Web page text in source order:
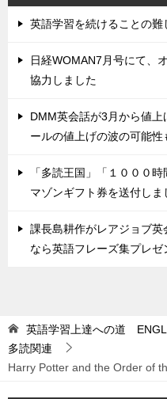
英語学習を続けることの
日経WOMAN7月号にて、
協力しました
DMM英会話が3月から値
ールの値上げの波の可能性
「多読王国」「１０００
マゾンギフト券を送付しま
課長島耕作がレアジョブ
なら英語フレーズ集プレゼ
英語学習上達への道
多読関連
Harry Potter and the Order of